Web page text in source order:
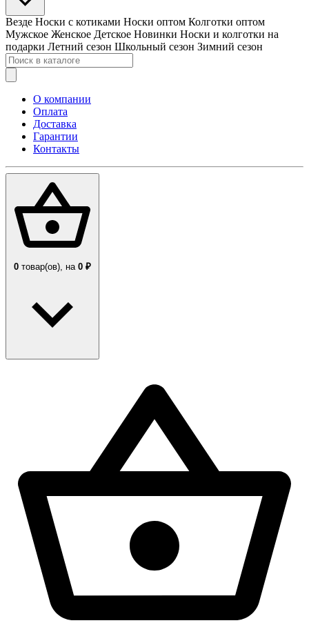
Везде Носки с котиками Носки оптом Колготки оптом
Мужское Женское Детское Новинки Носки и колготки на
подарки Летний сезон Школьный сезон Зимний сезон
О компании
Оплата
Доставка
Гарантии
Контакты
0 товар(ов), на 0 ₽